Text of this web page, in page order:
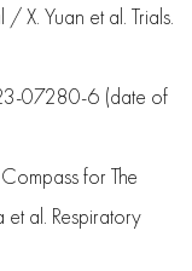
X. Yuan et al. Trials.
07280-6 (date of
for The
al. Respiratory